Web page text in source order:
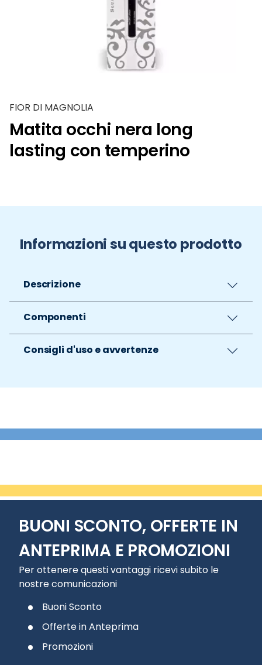
FIOR DI MAGNOLIA
Matita occhi nera long
lasting con temperino
Informazioni su questo prodotto
Descrizione
Componenti
Consigli d'uso e avvertenze
BUONI SCONTO, OFFERTE IN
ANTEPRIMA E PROMOZIONI
Per ottenere questi vantaggi ricevi subito le
nostre comunicazioni
Buoni Sconto
Offerte in Anteprima
Promozioni